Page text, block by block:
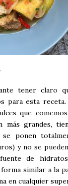
tener claro
para esta
que
más grandes,
ponen
y no se
de
similar a la
en cualquier